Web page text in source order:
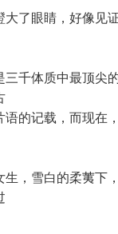
了眼睛，好像见
千体质中最顶尖
语的记载，而现在
雪白的柔荑下，